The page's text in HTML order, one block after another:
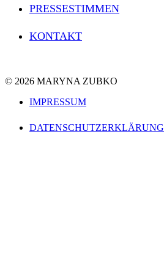
PRESSESTIMMEN
KONTAKT
© 2026 MARYNA ZUBKO
IMPRESSUM
DATENSCHUTZERKLÄRUNG